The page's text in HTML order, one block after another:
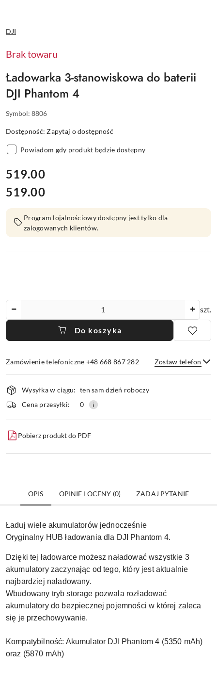
NAZWA
PRODUCENTA:
DJI
Brak towaru
Ładowarka 3-stanowiskowa do baterii
DJI Phantom 4
Symbol: 8806
Dostępność:Zapytaj o dostępność
Powiadom gdy produkt będzie dostępny
cena:
519.00
Cena:
519.00
Program lojalnościowy dostępny jest tylko dla
zalogowanych klientów.
szt.
Do koszyka
Zamówienie telefoniczne +48 668 867 282 Zostaw telefon
Wyślij
Dostępność
i
dostawa
Wysyłka w ciągu: ten sam dzień roboczy
Cena przesyłki:
0
Pobierz produkt do PDF
OPIS OPINIE I OCENY (0) ZADAJ PYTANIE
Ładuj wiele akumulatorów jednocześnie
Oryginalny HUB ładowania dla DJI Phantom 4.
Dzięki tej ładowarce możesz naładować wszystkie 3
akumulatory zaczynając od tego, który jest aktualnie
najbardziej naładowany.
Wbudowany tryb storage pozwala rozładować
akumulatory do bezpiecznej pojemności w której zaleca
się je przechowywanie.
Kompatybilność: Akumulator DJI Phantom 4 (5350 mAh)
oraz (5870 mAh)